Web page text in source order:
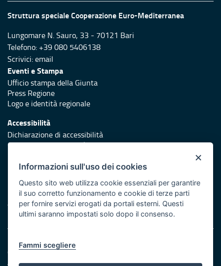
Struttura speciale Cooperazione Euro-Mediterranea
Lungomare N. Sauro, 33 - 70121 Bari
Telefono: +39 080 5406138
Scrivici:email
Eventi e Stampa
Ufficio stampa della Giunta
Press Regione
Logo e identità regionale
Accessibilità
Dichiarazione di accessibilità
Obiettivi di accessibilità
Redazione
Protezione civile
Vai al sito di Protezione Civile Puglia
Note legali
Cookie e privacy
Amministrazione trasparente
×
Informazioni sull'uso dei cookies
Questo sito web utilizza cookie essenziali per garantire
il suo corretto funzionamento e cookie di terze parti
per fornire servizi erogati da portali esterni. Questi
ultimi saranno impostati solo dopo il consenso.
Fammi scegliere